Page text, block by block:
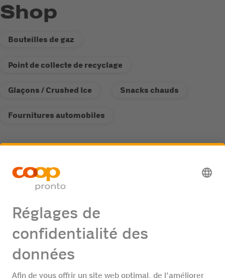
Shop
Bouteilles de gaz
Point de collecte de recyclage
Glaçons / Crushed Ice Snacks chauds
Fournitures automobiles
Service
Offres d'emploi